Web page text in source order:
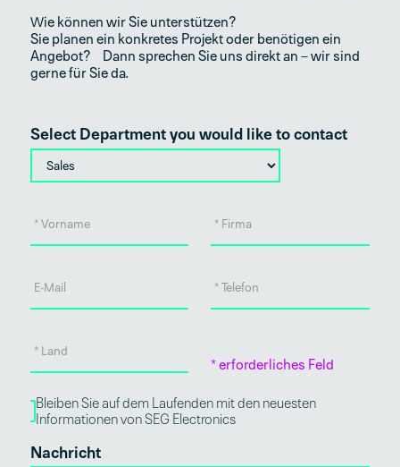
Wie können wir Sie unterstützen?
Sie planen ein konkretes Projekt oder benötigen ein
Angebot? Dann sprechen Sie uns direkt an – wir sind
gerne für Sie da.
Select Department you would like to contact
* erforderliches Feld
Bleiben Sie auf dem Laufenden mit den neuesten
Informationen von SEG Electronics
Nachricht